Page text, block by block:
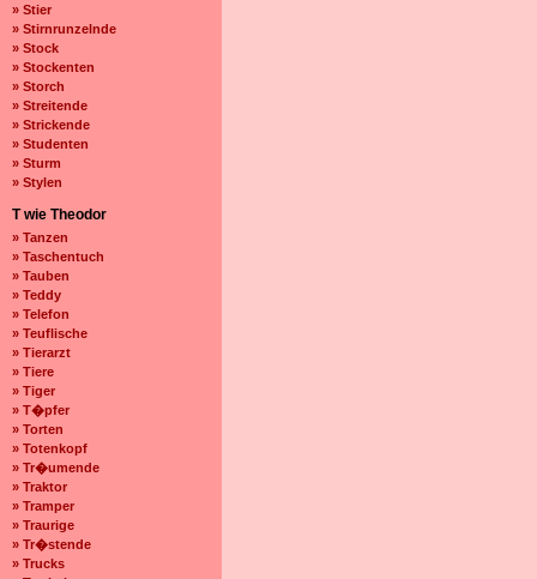
» Stier
» Stirnrunzelnde
» Stock
» Stockenten
» Storch
» Streitende
» Strickende
» Studenten
» Sturm
» Stylen
T wie Theodor
» Tanzen
» Taschentuch
» Tauben
» Teddy
» Telefon
» Teuflische
» Tierarzt
» Tiere
» Tiger
» T�pfer
» Torten
» Totenkopf
» Tr�umende
» Traktor
» Tramper
» Traurige
» Tr�stende
» Trucks